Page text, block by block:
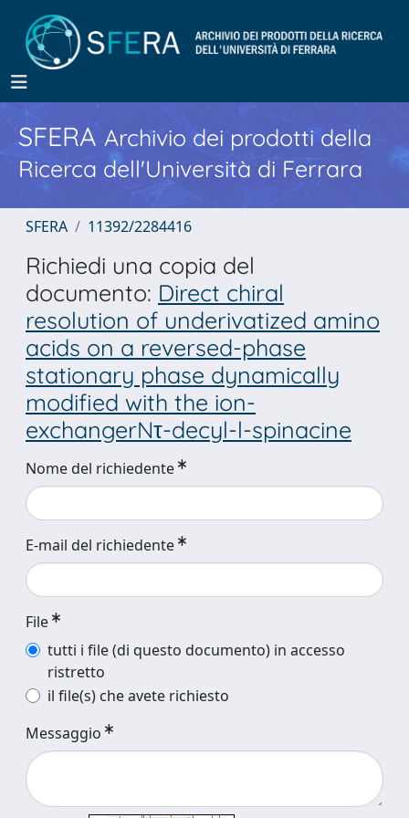
SFERA Archivio dei prodotti della
Ricerca dell'Università di Ferrara
SFERA 11392/2284416
Richiedi una copia del
documento: Direct chiral
resolution of underivatized amino
acids on a reversed-phase
stationary phase dynamically
modified with the ion-
exchangerNτ-decyl-l-spinacine
Nome del richiedente
E-mail del richiedente
File
tutti i file (di questo documento) in accesso
ristretto
il file(s) che avete richiesto
Messaggio